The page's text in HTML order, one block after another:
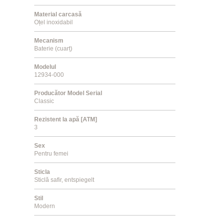
Material carcasă
Oțel inoxidabil
Mecanism
Baterie (cuarț)
Modelul
12934-000
Producător Model Serial
Classic
Rezistent la apă [ATM]
3
Sex
Pentru femei
Sticla
Sticlă safir, entspiegelt
Stil
Modern